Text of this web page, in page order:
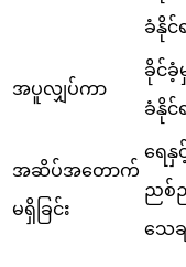
ခံနို
အပူလျှပ်ကာ
ခိုင်ခံ့
ခံနို
အဆိပ်အတောက်
မရှိခြင်း
ရေနှ
ညစ်
သေ